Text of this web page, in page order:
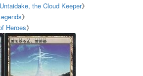
the Cloud Keeper》
》
Heroes》